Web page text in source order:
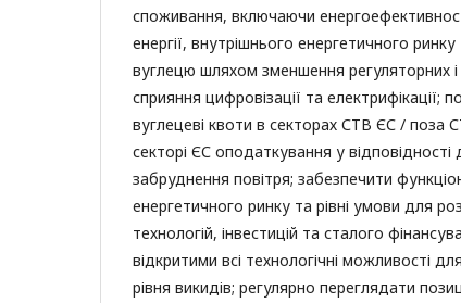
споживання, включаючи
енергії, внутрішнього енергетичного
вуглецю шляхом зменшення регуляторних і
сприяння цифровізації та електрифікації;
вуглецеві квоти в секторах СТВ ЄС / поза
секторі ЄС оподаткування у
забруднення повітря; забезпечити
енергетичного ринку та рівні умови для
технологій, інвестицій та сталого
відкритими всі технологічні можливості
рівня викидів; регулярно переглядати